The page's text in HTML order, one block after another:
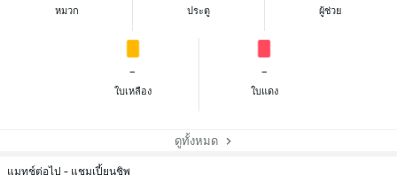
หมวก ประตู ผู้ช่วย
-
ใบเหลือง
-
ใบแดง
ดูทั้งหมด
แมทช์ต่อไป - แชมเปี้ยนชิพ